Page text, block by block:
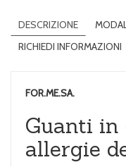
DESCRIZIONE
RICHIEDI INFORMAZIONI
FOR.ME.SA.
Guanti in
allergie